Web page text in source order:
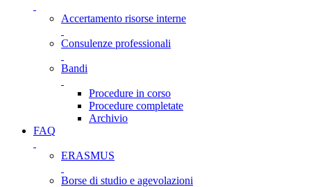
Accertamento risorse interne
Consulenze professionali
Bandi
Procedure in corso
Procedure completate
Archivio
FAQ
ERASMUS
Borse di studio e agevolazioni